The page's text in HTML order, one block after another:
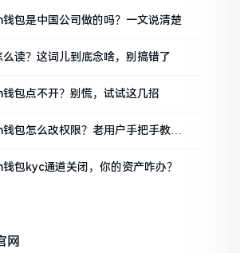
包是中国公司做的吗？一文说清楚
读？这词儿到底念啥，别搞错了
包点不开？别慌，试试这几招
包怎么改权限？老用户手把手教你
包kyc通道关闭，你的资产咋办？
网